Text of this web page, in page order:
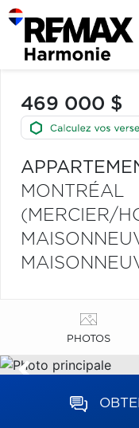
469 000 $
MONTRÉAL
(MERCIER/
PHOTOS